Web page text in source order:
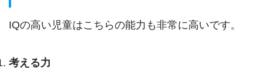
IQの高い児童はこちらの能力も非常に高いです。
考える力